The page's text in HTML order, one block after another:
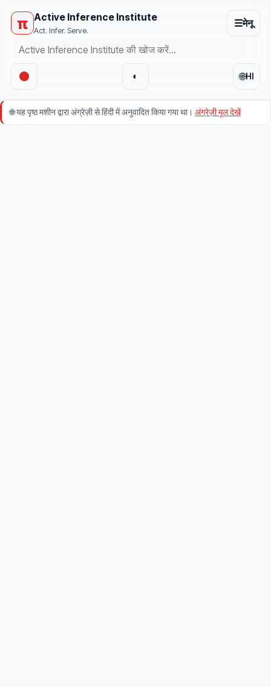
π Active Inference Institute
Act. Infer. Serve.
☰मेनू
🌐HI
◐
🌐यह पृष्ठ मशीन द्वारा अंग्रेज़ी से हिंदी में अनुवादित किया गया था। अंग्रेज़ी मूल देखें